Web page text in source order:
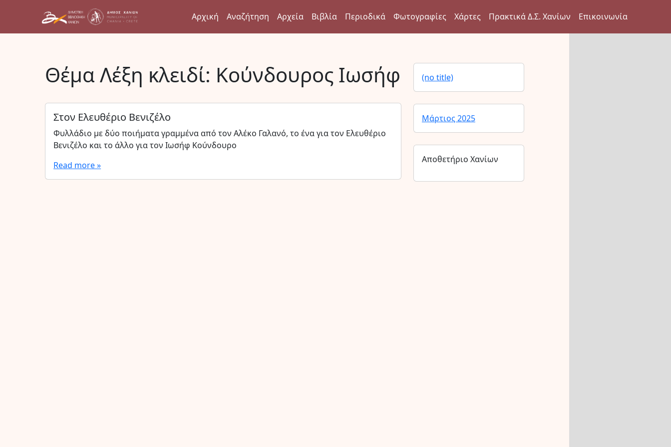
Αρχική Αναζήτηση Αρχεία Βιβλία Περιοδικά Φωτογραφίες Χάρτες Πρακτικά Δ.Σ. Χανίων Επικοινωνία
Θέμα Λέξη κλειδί: Κούνδουρος Ιωσήφ
Στον Ελευθέριο Βενιζέλο
Φυλλάδιο με δύο ποιήματα γραμμένα από τον Αλέκο Γαλανό, το ένα για τον Ελευθέριο
Βενιζέλο και το άλλο για τον Ιωσήφ Κούνδουρο
Read more »
(no title)
Μάρτιος 2025
Αποθετήριο Χανίων